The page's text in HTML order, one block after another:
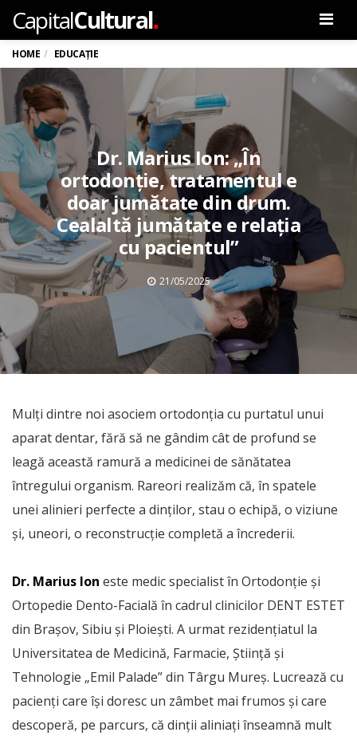
CapitalCultural.
HOME EDUCAȚIE
Dr. Marius Ion: „În
ortodonție, tratamentul e
doar jumătate din drum.
Cealaltă jumătate e relația
cu pacientul”
21/05/2025
Mulți dintre noi asociem ortodonția cu purtatul unui
aparat dentar, fără să ne gândim cât de profund se
leagă această ramură a medicinei de sănătatea
întregului organism. Rareori realizăm că, în spatele
unei alinieri perfecte a dinților, stau o echipă, o viziune
și, uneori, o reconstrucție completă a încrederii.
Dr. Marius Ion este medic specialist în Ortodonție și
Ortopedie Dento-Facială în cadrul clinicilor DENT ESTET
din Brașov, Sibiu și Ploiești. A urmat rezidențiatul la
Universitatea de Medicină, Farmacie, Știință și
Tehnologie „Emil Palade” din Târgu Mureș. Lucrează cu
pacienți care își doresc un zâmbet mai frumos și care
descoperă, pe parcurs, că dinții aliniați înseamnă mult